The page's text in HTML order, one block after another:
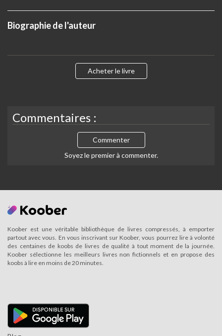
Biographie de l'auteur
Acheter le livre
Commentaires :
Commenter
Soyez le premier à commenter.
Koober est une véritable bibliothèque de livres compressés, à emporter
partout avec vous. En vous inscrivant sur Koober, vous pourrez lire à volonté
des centaines de koobs de livres de qualité à tout moment de la journée.
Koober sélectionne les meilleurs livres non fictionnels et en propose des
koobs à lire en moins de 20 minutes.